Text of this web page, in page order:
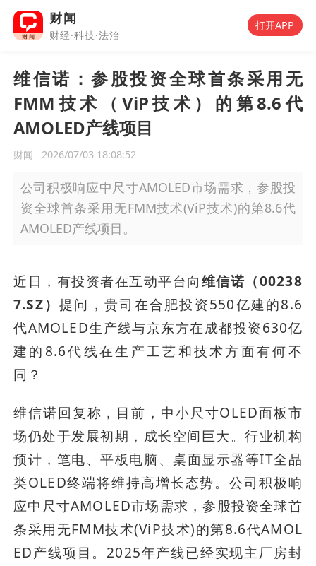
财闻
财经·科技·法治
打开APP
维信诺：参股投资全球首条采用无
FMM技术（ViP技术）的第8.6代
AMOLED产线项目
财闻 2026/07/03 18:08:52
公司积极响应中尺寸AMOLED市场需求，参股投
资全球首条采用无FMM技术(ViP技术)的第8.6代
AMOLED产线项目。
近日，有投资者在互动平台向维信诺（00238
7.SZ）提问，贵司在合肥投资550亿建的8.6
代AMOLED生产线与京东方在成都投资630亿
建的8.6代线在生产工艺和技术方面有何不
同？
维信诺回复称，目前，中小尺寸OLED面板市
场仍处于发展初期，成长空间巨大。行业机构
预计，笔电、平板电脑、桌面显示器等IT全品
类OLED终端将维持高增长态势。公司积极响
应中尺寸AMOLED市场需求，参股投资全球首
条采用无FMM技术(ViP技术)的第8.6代AMOL
ED产线项目。2025年产线已经实现主厂房封